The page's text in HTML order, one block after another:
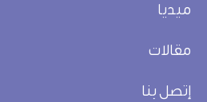
ميديا
مقالات
إتصل بنا